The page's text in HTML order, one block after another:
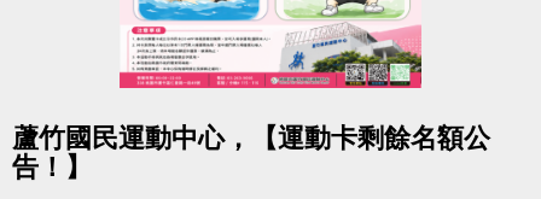
報名完整7-8月期課、8月單月課程
且開班成功，無中途退費之學員
APP報名享95折優惠
蘆竹國民運動中心，【運動卡剩餘名額公
告！】